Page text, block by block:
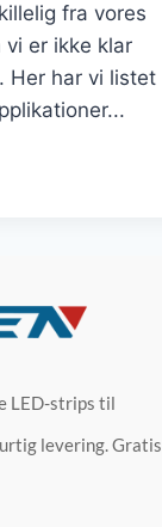
fra vores
vi er ikke klar
Her har vi listet
LED-strips til
levering. Gratis